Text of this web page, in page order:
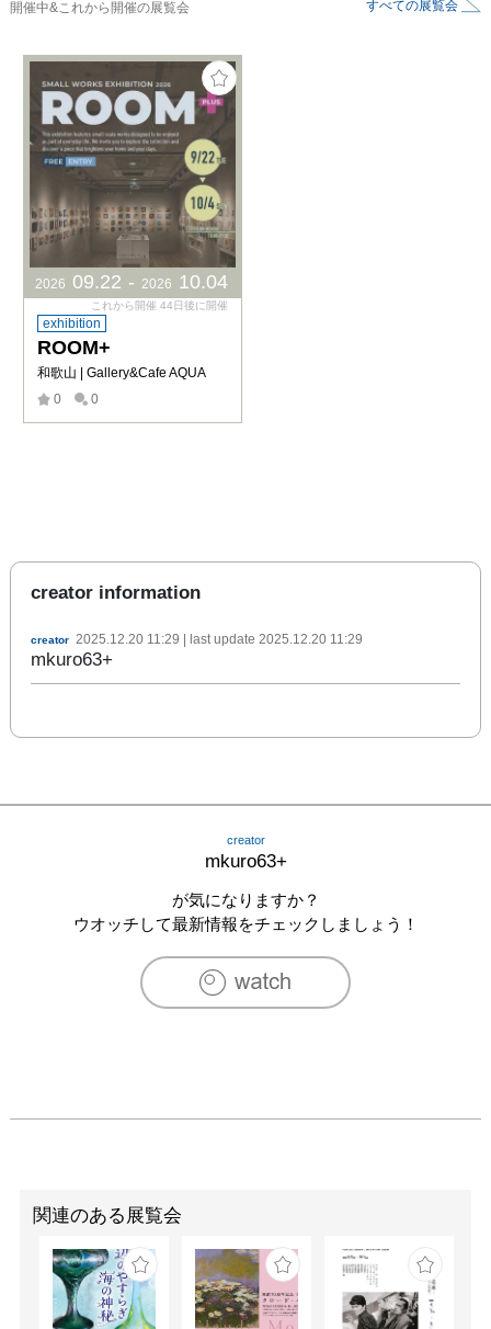
開催中&これから開催の展覧会 すべての展覧会
2026 09.22 - 2026 10.04
これから開催 44日後に開催
exhibition
ROOM+
和歌山 | Gallery&Cafe AQUA
0
0
creator information
creator 2025.12.20 11:29 | last update 2025.12.20 11:29
mkuro63+
creator
mkuro63+
が気になりますか？
ウオッチして最新情報をチェックしましょう！
関連のある展覧会